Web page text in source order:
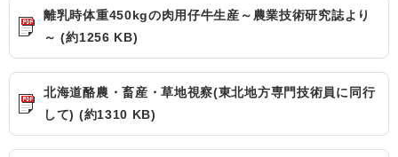
離乳時体重450kgの肉用仔牛生産～農業技術研究誌より
～ (約1256 KB)
北海道酪農・畜産・草地視察(東北地方専門技術員に同行
して) (約1310 KB)